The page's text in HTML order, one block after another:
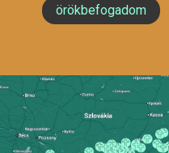
örökbefogadom